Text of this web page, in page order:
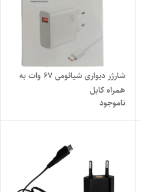
شارژر دیواری شیائومی 67 وات به
همراه کابل
ناموجود